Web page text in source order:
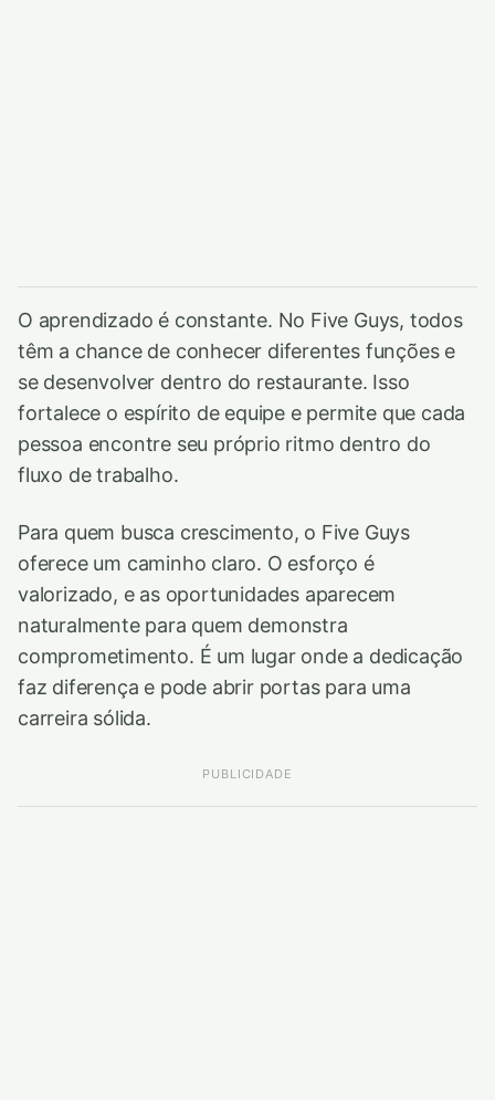
O aprendizado é constante. No Five Guys, todos
têm a chance de conhecer diferentes funções e
se desenvolver dentro do restaurante. Isso
fortalece o espírito de equipe e permite que cada
pessoa encontre seu próprio ritmo dentro do
fluxo de trabalho.
Para quem busca crescimento, o Five Guys
oferece um caminho claro. O esforço é
valorizado, e as oportunidades aparecem
naturalmente para quem demonstra
comprometimento. É um lugar onde a dedicação
faz diferença e pode abrir portas para uma
carreira sólida.
PUBLICIDADE